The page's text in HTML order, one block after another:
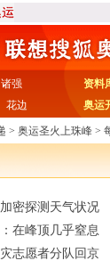
诸强
花边
资料
奥运
> 奥运圣火上珠峰 >
密探测天气状况
在峰顶几乎窒息
志愿者分队回京